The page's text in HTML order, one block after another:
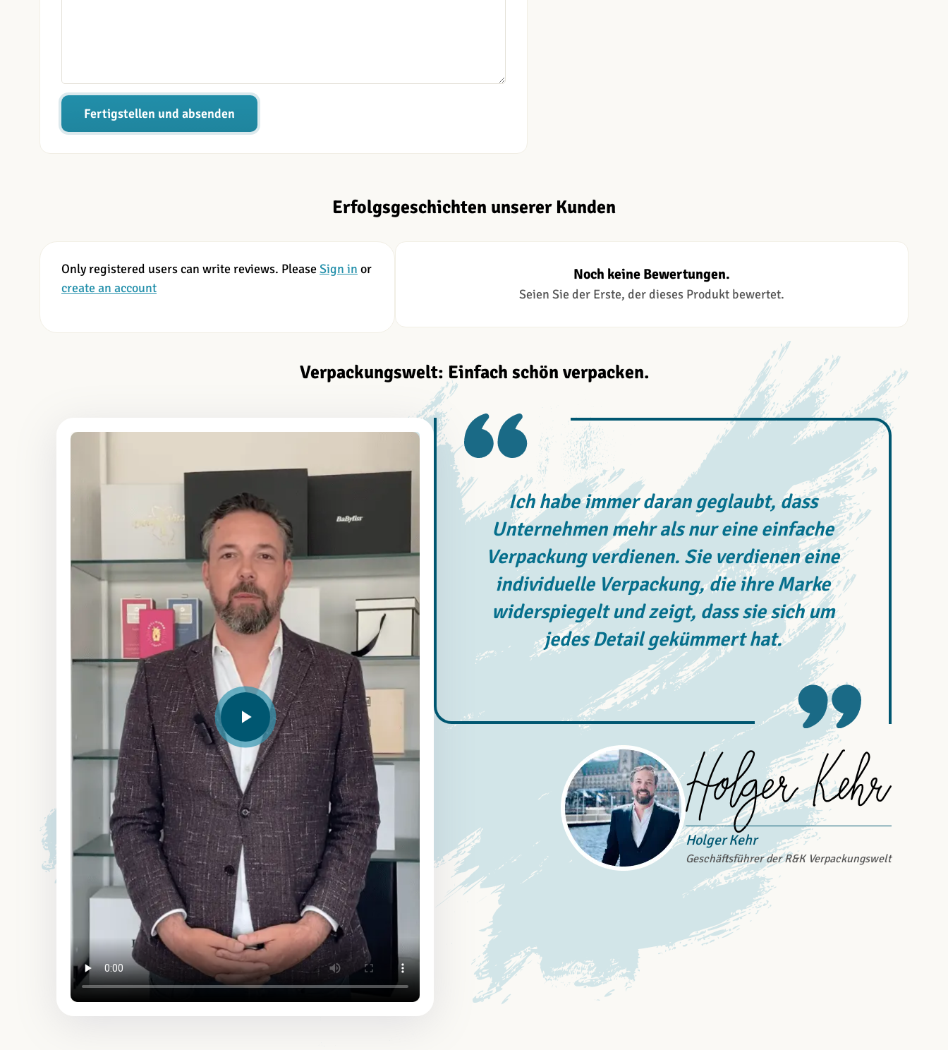
Fertigstellen und absenden
Erfolgsgeschichten unserer Kunden
Only registered users can write reviews. PleaseSign in or
create an account
Noch keine Bewertungen.
Seien Sie der Erste, der dieses Produkt bewertet.
Verpackungswelt: Einfach schön verpacken.
Ich habe immer daran geglaubt, dass
Unternehmen mehr als nur eine einfache
Verpackung verdienen. Sie verdienen eine
individuelle Verpackung, die ihre Marke
widerspiegelt und zeigt, dass sie sich um
jedes Detail gekümmert hat.
Holger Kehr
Geschäftsführer der R&K Verpackungswelt